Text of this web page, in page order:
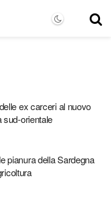
ex carceri al nuovo
sud-orientale
pianura della Sardegna